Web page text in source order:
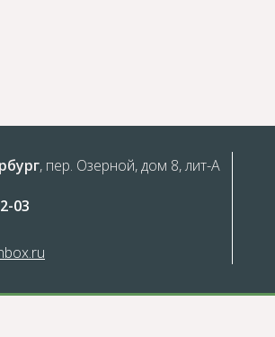
, пер. Озерной, дом 8, лит-А
03